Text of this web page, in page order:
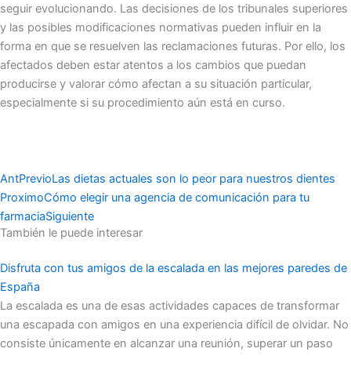
seguir evolucionando. Las decisiones de los tribunales superiores
y las posibles modificaciones normativas pueden influir en la
forma en que se resuelven las reclamaciones futuras. Por ello, los
afectados deben estar atentos a los cambios que puedan
producirse y valorar cómo afectan a su situación particular,
especialmente si su procedimiento aún está en curso.
AntPrevioLas dietas actuales son lo peor para nuestros dientes
ProximoCómo elegir una agencia de comunicación para tu
farmaciaSiguiente
También le puede interesar
Disfruta con tus amigos de la escalada en las mejores paredes de
España
La escalada es una de esas actividades capaces de transformar
una escapada con amigos en una experiencia difícil de olvidar. No
consiste únicamente en alcanzar una reunión, superar un paso